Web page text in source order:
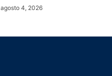
agosto 4, 2026